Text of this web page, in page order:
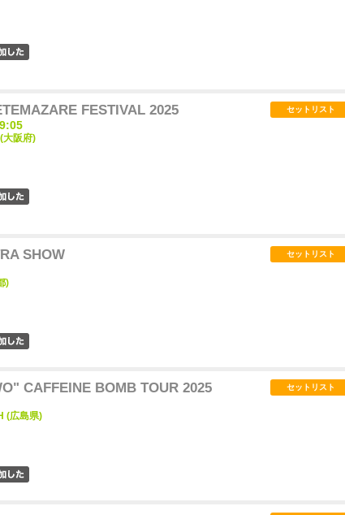
FESTIVAL 2025
大阪府)
セットリスト
SHOW
)
セットリスト
CAFFEINE BOMB TOUR 2025
(広島県)
セットリスト